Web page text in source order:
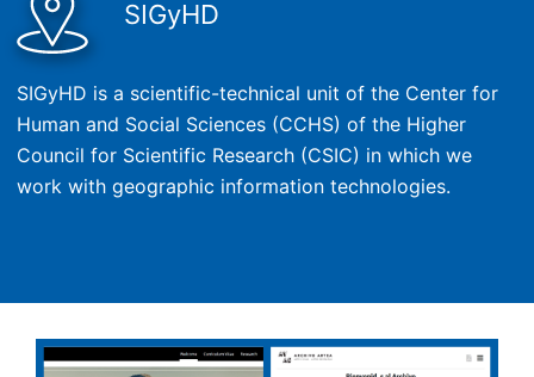
SIGyHD
SIGyHD is a scientific-technical unit of the Center for
Human and Social Sciences (CCHS) of the Higher
Council for Scientific Research (CSIC) in which we
work with geographic information technologies.